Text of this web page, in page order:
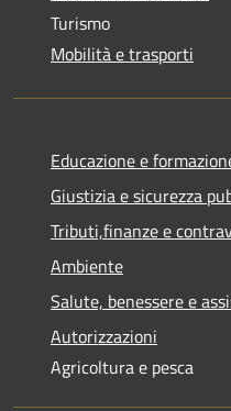
Turismo
Mobilità e trasporti
Educazione e
Giustizia e sicurezza
Tributi,finanze e
Ambiente
Salute, benessere e
Autorizzazioni
Agricoltura e pesca